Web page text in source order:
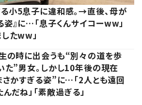
小5息子に違和感。→直後、母が
姿』に…「息子くんサイコーww」
たww」
の時に出会うも“別々の道を歩
た”男女。しかし10年後の現在
かすぎる姿”に…「2人とも遠回
んだね」「素敵過ぎる」